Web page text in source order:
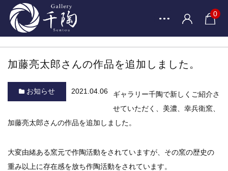
0
加藤亮太郎さんの作品を追加しました。
お知らせ 2021.04.06
ギャラリー千陶で新しくご紹介さ
せていただく、美濃、幸兵衛窯、
加藤亮太郎さんの作品を追加しました。
大変由緒ある窯元で作陶活動をされていますが、その窯の歴史の
重み以上に存在感を放ち作陶活動をされています。